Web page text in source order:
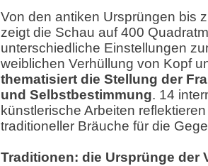
Von den antiken Ursprüngen bis
zeigt die Schau auf 400
unterschiedliche Einstellungen
weiblichen Verhüllung von Kopf
thematisiert die Stellung der
und Selbstbestimmung. 14
künstlerische Arbeiten
traditioneller Bräuche für die
Traditionen: die Ursprünge der